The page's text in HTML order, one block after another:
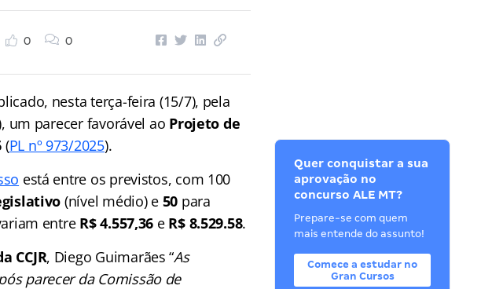
0 0
nesta terça-feira (15/7), pela
um parecer favorável ao Projeto de
(PL nº 973/2025).
está entre os previstos, com 100
(nível médio) e 50 para
entre R$ 4.557,36 e R$ 8.529.58.
CCJR, Diego Guimarães “As
parecer da Comissão de
Quer conquistar a sua
aprovação no
concurso ALE MT?
Prepare-se com quem
mais entende do assunto!
Comece a estudar no
Gran Cursos